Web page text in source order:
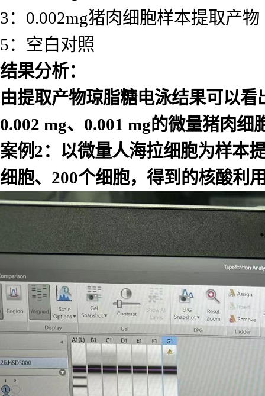
3：0.002mg猪肉细胞样本提取产
5：空白对照
结果分析：
由提取产物琼脂糖电泳结果可以看
0.002 mg、 0.001 mg的微量猪肉细
案例2：以微量人海拉细胞为样本
细胞、 200个细胞，得到的核酸利